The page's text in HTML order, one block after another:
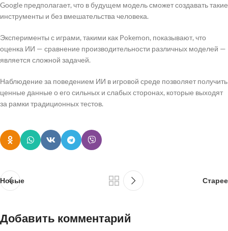
Google предполагает, что в будущем модель сможет создавать такие
инструменты и без вмешательства человека.
Эксперименты с играми, такими как Pokemon, показывают, что
оценка ИИ — сравнение производительности различных моделей —
является сложной задачей.
Наблюдение за поведением ИИ в игровой среде позволяет получить
ценные данные о его сильных и слабых сторонах, которые выходят
за рамки традиционных тестов.
Новые Старее
Добавить комментарий